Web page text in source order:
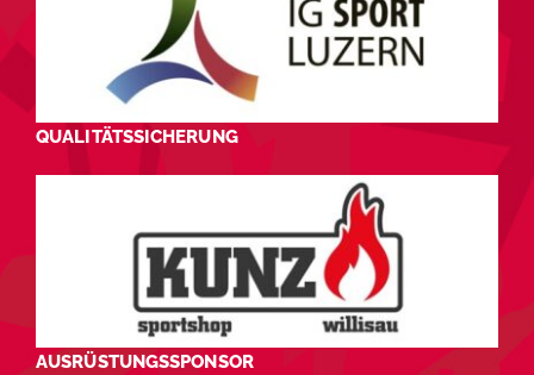
QUALITÄTSSICHERUNG
AUSRÜSTUNGSSPONSOR